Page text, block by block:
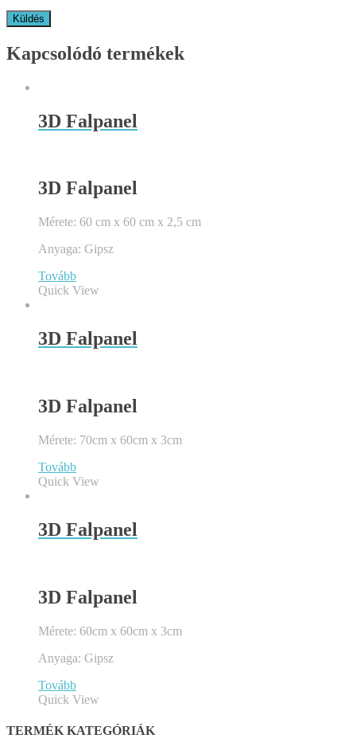
Kapcsolódó termékek
3D Falpanel
3D Falpanel
Mérete: 60 cm x 60 cm x 2,5 cm
Anyaga: Gipsz
Tovább
Quick View
3D Falpanel
3D Falpanel
Mérete: 70cm x 60cm x 3cm
Tovább
Quick View
3D Falpanel
3D Falpanel
Mérete: 60cm x 60cm x 3cm
Anyaga: Gipsz
Tovább
Quick View
TERMÉK KATEGÓRIÁK